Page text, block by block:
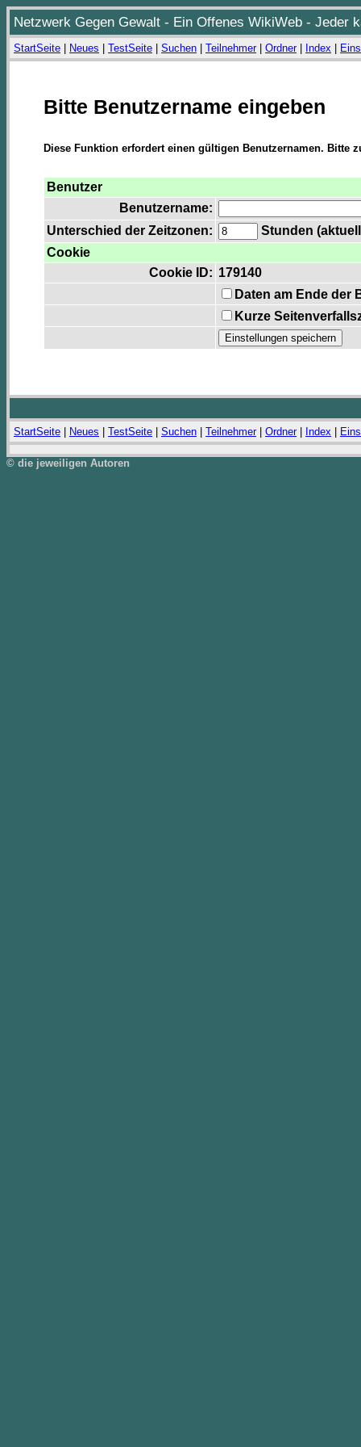
Netzwerk Gegen Gewalt - Ein Offenes WikiWeb - Jeder
StartSeite Neues TestSeite Suchen Teilnehmer| Ordner| Index
Bitte Benutzername eingeben
Diese Funktion erfordert einen gültigen Benutzernamen. Bitte
Benutzer
Benutzername:
Unterschied der Zeitzonen:
Stunden
Cookie
Cookie ID: 179140
Daten am Ende der
Kurze
StartSeite Neues TestSeite Suchen Teilnehmer| Ordner| Index
© die jeweiligen Autoren